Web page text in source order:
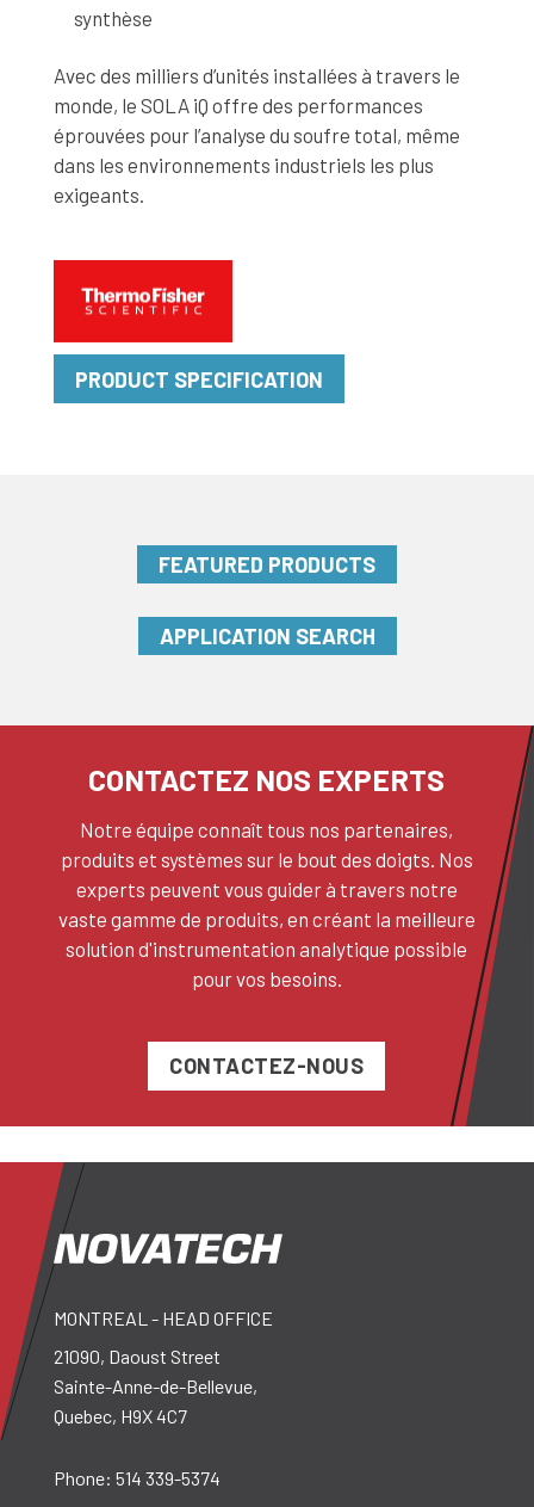
synthèse
Avec des milliers d’unités installées à travers le
monde, le SOLA iQ offre des performances
éprouvées pour l’analyse du soufre total, même
dans les environnements industriels les plus
exigeants.
PRODUCT SPECIFICATION
FEATURED PRODUCTS
APPLICATION SEARCH
CONTACTEZ NOS EXPERTS
Notre équipe connaît tous nos partenaires,
produits et systèmes sur le bout des doigts. Nos
experts peuvent vous guider à travers notre
vaste gamme de produits, en créant la meilleure
solution d'instrumentation analytique possible
pour vos besoins.
CONTACTEZ-NOUS
MONTREAL - HEAD OFFICE
21090, Daoust Street
Sainte-Anne-de-Bellevue,
Quebec, H9X 4C7
Phone: 514 339-5374